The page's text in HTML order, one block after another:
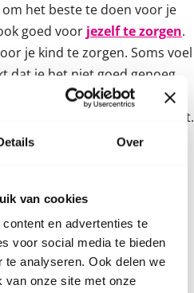
Over
van cookies
en advertenties te
voor social media te bieden
analyseren. Ook delen we
van onze site met onze
het beste te doen voor je
goed voor jezelf te zorgen.
je kind te zorgen. Soms voel
dat je het niet goed genoeg
ouders. Praat erover met
hulp als je het nodig hebt.
belangrijk zijn voor kinderen.
band opbouwen.
zijn er nieuweuitdagingen
ze goed en genoegetenen
kan je helpen. Praat